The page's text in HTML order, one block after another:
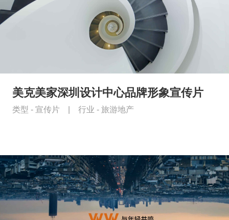
美克美家深圳设计中心品牌形象宣传片
类型 - 宣传片 行业 - 旅游地产